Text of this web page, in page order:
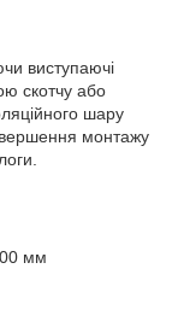
виступаючі
скотчу або
шару
монтажу
мм